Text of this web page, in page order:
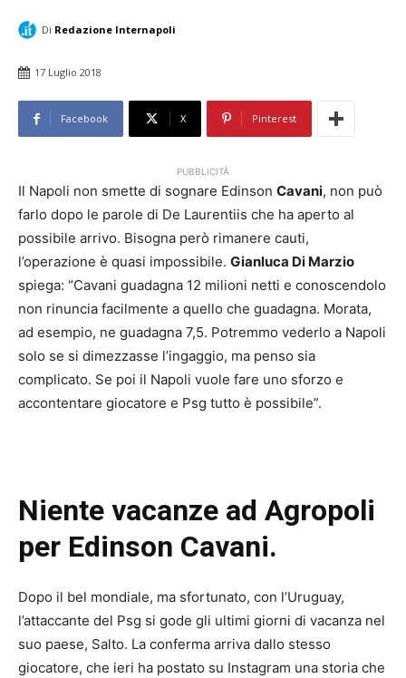
Di Redazione Internapoli
17 Luglio 2018
Facebook X Pinterest
PUBBLICITÀ
Il Napoli non smette di sognare Edinson Cavani, non può
farlo dopo le parole di De Laurentiis che ha aperto al
possibile arrivo. Bisogna però rimanere cauti,
l’operazione è quasi impossibile. Gianluca Di Marzio
spiega: “Cavani guadagna 12 milioni netti e conoscendolo
non rinuncia facilmente a quello che guadagna. Morata,
ad esempio, ne guadagna 7,5. Potremmo vederlo a Napoli
solo se si dimezzasse l’ingaggio, ma penso sia
complicato. Se poi il Napoli vuole fare uno sforzo e
accontentare giocatore e Psg tutto è possibile”.
Niente vacanze ad Agropoli
per Edinson Cavani.
Dopo il bel mondiale, ma sfortunato, con l’Uruguay,
l’attaccante del Psg si gode gli ultimi giorni di vacanza nel
suo paese, Salto. La conferma arriva dallo stesso
giocatore, che ieri ha postato su Instagram una storia che